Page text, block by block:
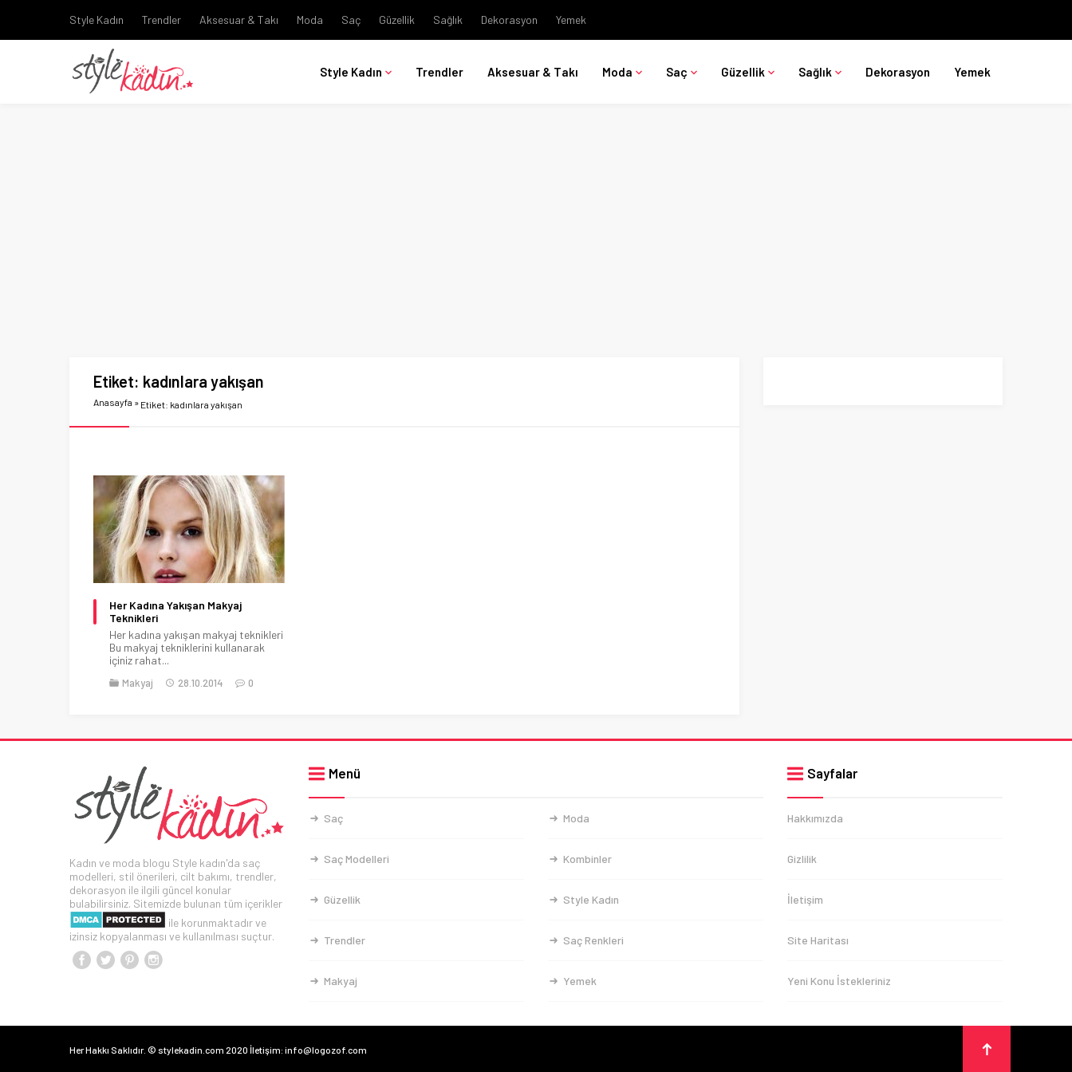
Style Kadın Trendler Aksesuar & Takı Moda Saç Güzellik Sağlık Dekorasyon Yemek
Style Kadın Trendler Aksesuar & Takı Moda Saç Güzellik Sağlık Dekorasyon Yemek
Etiket: kadınlara yakışan
Anasayfa » Etiket: kadınlara yakışan
Her Kadına Yakışan Makyaj
Teknikleri
Her kadına yakışan makyaj teknikleri
Bu makyaj tekniklerini kullanarak
içiniz rahat...
Makyaj 28.10.2014 0
Kadın ve moda blogu Style kadın'da saç
modelleri, stil önerileri, cilt bakımı, trendler,
dekorasyon ile ilgili güncel konular
bulabilirsiniz. Sitemizde bulunan tüm içerikler
ile korunmaktadır ve
izinsiz kopyalanması ve kullanılması suçtur.
Menü
Saç Moda
Saç Modelleri Kombinler
Güzellik Style Kadın
Trendler Saç Renkleri
Makyaj Yemek
Sayfalar
Hakkımızda
Gizlilik
İletişim
Site Haritası
Yeni Konu İstekleriniz
Her Hakkı Saklıdır. © stylekadin.com 2020 İletişim: info@logozof.com